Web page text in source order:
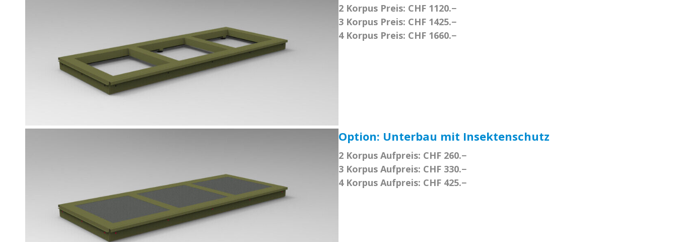
2 Korpus Preis: CHF 1120.−
3 Korpus Preis: CHF 1425.−
4 Korpus Preis: CHF 1660.−
Option: Unterbau mit Insektenschutz
2 Korpus Aufpreis: CHF 260.−
3 Korpus Aufpreis: CHF 330.−
4 Korpus Aufpreis: CHF 425.−